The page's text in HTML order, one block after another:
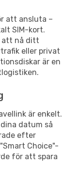
att ansluta –
SIM-kort.
att nå ditt
eller privat
är en
är enkelt.
datum så
efter
Choice"-
för att spara